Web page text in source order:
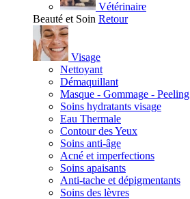
Vétérinaire
Beauté et Soin Retour
Visage
Nettoyant
Démaquillant
Masque - Gommage - Peeling
Soins hydratants visage
Eau Thermale
Contour des Yeux
Soins anti-âge
Acné et imperfections
Soins apaisants
Anti-tache et dépigmentants
Soins des lèvres